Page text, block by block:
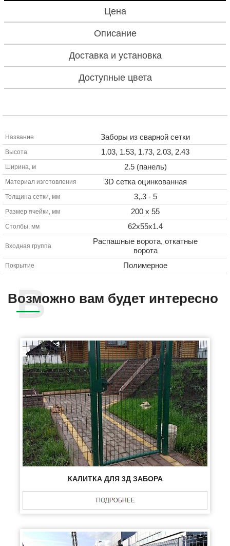
Цена
Описание
Доставка и установка
Доступные цвета
Название Заборы из сварной сетки
Высота 1.03, 1.53, 1.73, 2.03, 2.43
Ширина, м 2.5 (панель)
Материал изготовления 3D сетка оцинкованная
Толщина сетки, мм 3,.3 - 5
Размер ячейки, мм 200 х 55
Столбы, мм 62х55х1.4
Входная группа
Распашные ворота, откатные
ворота
Покрытие Полимерное
Возможно вам будет интересно
КАЛИТКА ДЛЯ 3Д ЗАБОРА